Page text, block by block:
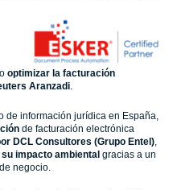
optimizar la facturación
Aranzadi.
de información jurídica en España,
de facturación electrónica
DCL Consultores (Grupo Entel),
impacto ambiental gracias a un
negocio.